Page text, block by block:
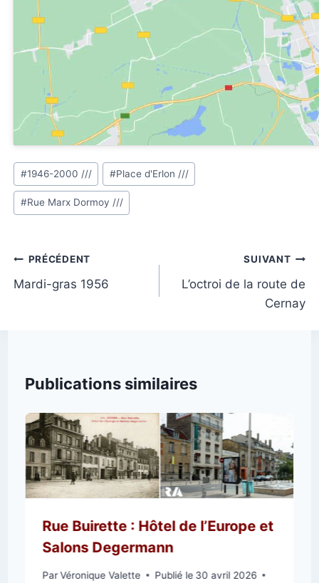
Étiquettes
de
la
#1946-2000 /// #Place d'Erlon ///
#Rue Marx Dormoy ///
Navigation
de
PRÉCÉDENT
Mardi-gras 1956
SUIVANT
L’octroi de la route de
Cernay
Publications similaires
Rue Buirette : Hôtel de l’Europe et
Salons Degermann
ParVéronique Valette Publié le 30 avril 2026